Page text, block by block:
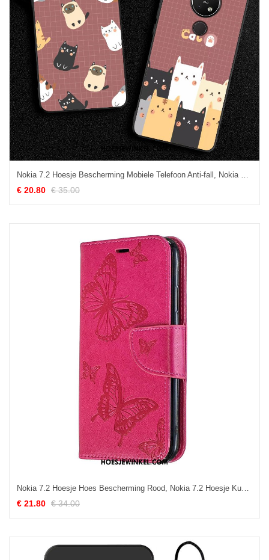
Nokia 7.2 Hoesje Bescherming Mobiele Telefoon Anti-fall, Nokia 7.2 Hoesje All Inclusive Hoes
€ 20.80 € 35.00
Nokia 7.2 Hoesje Hoes Bescherming Rood, Nokia 7.2 Hoesje Kunstleer Vlinder
€ 21.80 € 34.00